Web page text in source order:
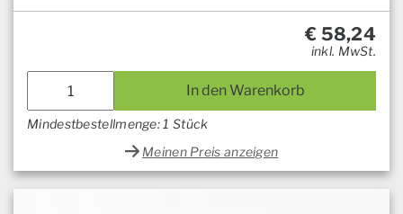
€ 58,24
inkl. MwSt.
In den Warenkorb
Mindestbestellmenge: 1 Stück
Meinen Preis anzeigen